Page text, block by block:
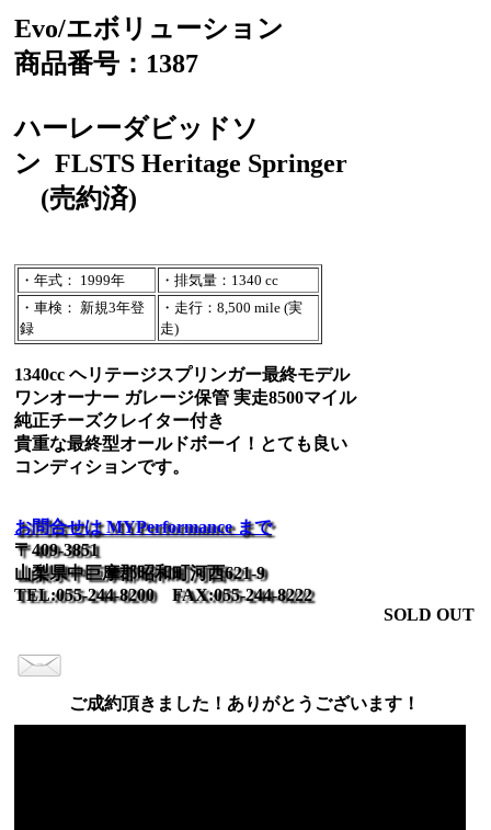
Evo/エボリューション
商品番号：1387
ハーレーダビッドソ
ン FLSTS Heritage Springer
(売約済)
・年式： 1999年
・排気量：1340 cc
・車検： 新規3年登
録
・走行：8,500 mile (実
走)
1340cc ヘリテージスプリンガー最終モデル
ワンオーナー ガレージ保管 実走8500マイル
純正チーズクレイター付き
貴重な最終型オールドボーイ！とても良い
コンディションです。
お問合せは MYPerformance まで
〒409-3851
山梨県中巨摩郡昭和町河西621-9
TEL:055-244-8200 FAX:055-244-8222
SOLD OUT
ご成約頂きました！ありがとうございます！